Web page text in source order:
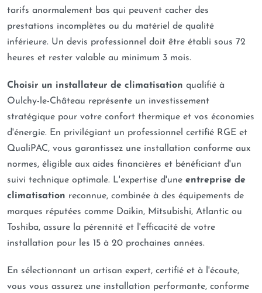
tarifs anormalement bas qui peuvent cacher des
prestations incomplètes ou du matériel de qualité
inférieure. Un devis professionnel doit être établi sous 72
heures et rester valable au minimum 3 mois.
Choisir un installateur de climatisation qualifié à
Oulchy-le-Château représente un investissement
stratégique pour votre confort thermique et vos économies
d'énergie. En privilégiant un professionnel certifié RGE et
QualiPAC, vous garantissez une installation conforme aux
normes, éligible aux aides financières et bénéficiant d'un
suivi technique optimale. L'expertise d'une entreprise de
climatisation reconnue, combinée à des équipements de
marques réputées comme Daikin, Mitsubishi, Atlantic ou
Toshiba, assure la pérennité et l'efficacité de votre
installation pour les 15 à 20 prochaines années.
En sélectionnant un artisan expert, certifié et à l'écoute,
vous vous assurez une installation performante, conforme